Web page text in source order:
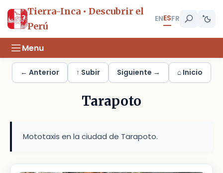
Tierra-Inca • Descubrir el
Perú
ENESFR
Menu
← Anterior ↑ Subir Siguiente → ⌂ Inicio
Tarapoto
Mototaxis en la ciudad de Tarapoto.